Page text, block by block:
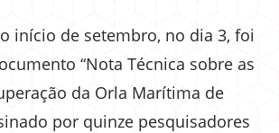
início de setembro, no dia 3, foi
“Nota Técnica sobre as
da Orla Marítima de
por quinze pesquisadores